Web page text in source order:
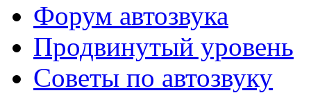
Форум автозвука
Продвинутый уровень
Советы по автозвуку